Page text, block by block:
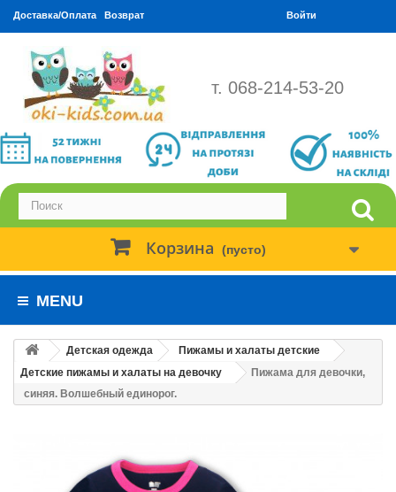
Доставка/Оплата Возврат Войти
т. 068-214-53-20
Корзина (пусто)
MENU
Детская одежда
Пижамы и халаты детские
Детские пижамы и халаты на девочку
Пижама для девочки,
синяя. Волшебный единорог.